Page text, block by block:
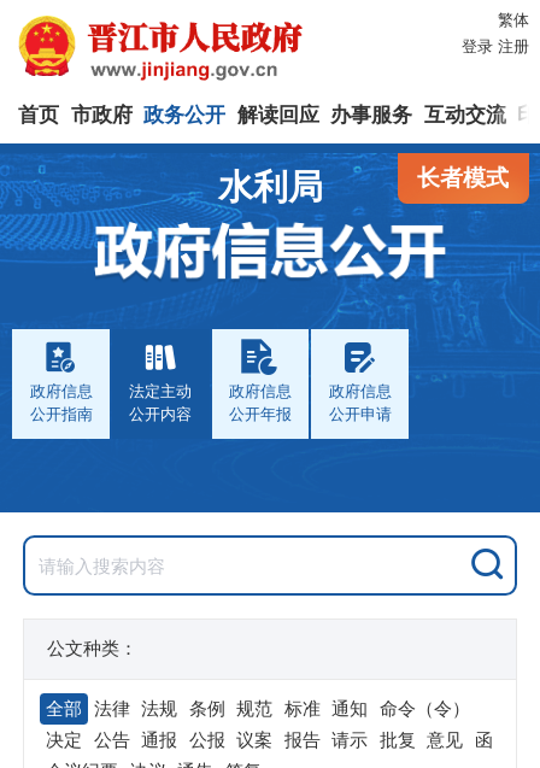
繁体
登录 注册
首页 市政府 政务公开 解读回应 办事服务 互动交流
长者模式
水利局
政府信息
公开指南
法定主动
公开内容
政府信息
公开年报
政府信息
公开申请
公文种类：
全部 法律 法规 条例 规范 标准 通知
命令（令）
决定
公告 通报 公报 议案 报告 请示 批复 意见
函